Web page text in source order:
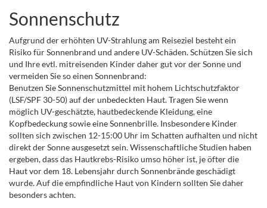
Sonnenschutz
Aufgrund der erhöhten UV-Strahlung am Reiseziel besteht ein
Risiko für Sonnenbrand und andere UV-Schäden. Schützen Sie sich
und Ihre evtl. mitreisenden Kinder daher gut vor der Sonne und
vermeiden Sie so einen Sonnenbrand:
Benutzen Sie Sonnenschutzmittel mit hohem Lichtschutzfaktor
(LSF/SPF 30-50) auf der unbedeckten Haut. Tragen Sie wenn
möglich UV-geschätzte, hautbedeckende Kleidung, eine
Kopfbedeckung sowie eine Sonnenbrille. Insbesondere Kinder
sollten sich zwischen 12-15:00 Uhr im Schatten aufhalten und nicht
direkt der Sonne ausgesetzt sein. Wissenschaftliche Studien haben
ergeben, dass das Hautkrebs-Risiko umso höher ist, je öfter die
Haut vor dem 18. Lebensjahr durch Sonnenbrände geschädigt
wurde. Auf die empfindliche Haut von Kindern sollten Sie daher
besonders achten.